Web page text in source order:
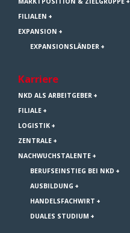
FILIALEN
EXPANSION
EXPANSIONSLÄNDER
Karriere
NKD ALS ARBEITGEBER
FILIALE
LOGISTIK
ZENTRALE
NACHWUCHSTALENTE
BERUFSEINSTIEG BEI NKD
AUSBILDUNG
HANDELSFACHWIRT
DUALES STUDIUM